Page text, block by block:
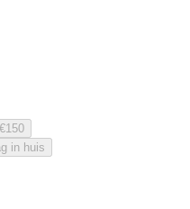
in huis